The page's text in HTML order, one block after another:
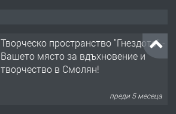
Творческо пространство "Гнездото" -
Вашето място за вдъхновение и
творчество в Смолян!
преди 5 месеца